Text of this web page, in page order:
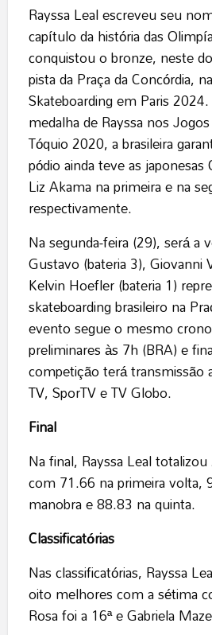
Rayssa Leal escreveu seu
capítulo da história das
conquistou o bronze, neste
pista da Praça da Concórdia,
Skateboarding em Paris
medalha de Rayssa nos
Tóquio 2020, a brasileira
pódio ainda teve as
Liz Akama na primeira e na
respectivamente.
Na segunda-feira (29), será a
Gustavo (bateria 3), Giovanni
Kelvin Hoefler (bateria 1)
skateboarding brasileiro na
evento segue o mesmo
preliminares às 7h (BRA) e
competição terá transmissão
TV, SporTV e TV Globo.
Final
Na final, Rayssa Leal
com 71.66 na primeira volta,
manobra e 88.83 na quinta.
Classificatórias
Nas classificatórias, Rayssa
oito melhores com a sétima
Rosa foi a 16ª e Gabriela